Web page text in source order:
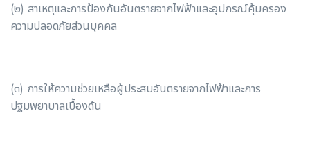
(๒) สาเหตุและการป้องกันอันตรายจากไฟฟ้าและอุปกรณ์คุ้มครอง
ความปลอดภัยส่วนบุคคล
(๓) การให้ความช่วยเหลือผู้ประสบอันตรายจากไฟฟ้าและการ
ปฐมพยาบาลเบื้องด้น